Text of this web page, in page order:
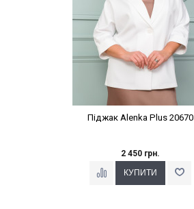
Піджак Alenka Plus 20670
2 450 грн.